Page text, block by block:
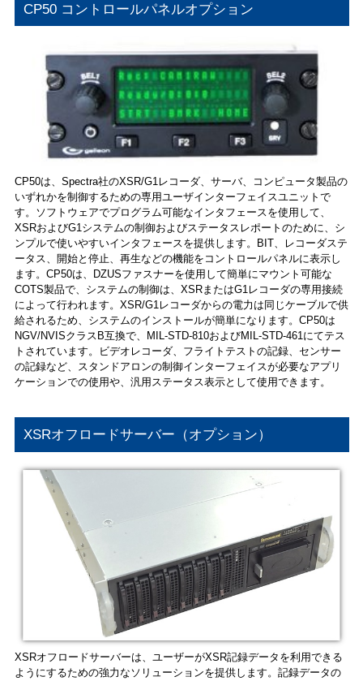
CP50 コントロールパネルオプション
CP50は、Spectra社のXSR/G1レコーダ、サーバ、コンピュータ製品の
いずれかを制御するための専用ユーザインターフェイスユニットで
す。ソフトウェアでプログラム可能なインタフェースを使用して、
XSRおよびG1システムの制御およびステータスレポートのために、シ
ンプルで使いやすいインタフェースを提供します。BIT、レコーダステ
ータス、開始と停止、再生などの機能をコントロールパネルに表示し
ます。CP50は、DZUSファスナーを使用して簡単にマウント可能な
COTS製品で、システムの制御は、XSRまたはG1レコーダの専用接続
によって行われます。XSR/G1レコーダからの電力は同じケーブルで供
給されるため、システムのインストールが簡単になります。CP50は
NGV/NVISクラスB互換で、MIL-STD-810およびMIL-STD-461にてテス
トされています。ビデオレコーダ、フライトテストの記録、センサー
の記録など、スタンドアロンの制御インターフェイスが必要なアプリ
ケーションでの使用や、汎用ステータス表示として使用できます。
XSRオフロードサーバー（オプション）
XSRオフロードサーバーは、ユーザーがXSR記録データを利用できる
ようにするための強力なソリューションを提供します。記録データの